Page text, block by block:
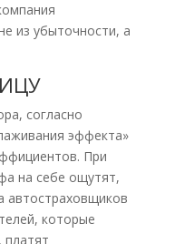
из убыточности, а
согласно
эффекта»
При
на себе ощутят,
автостраховщиков
которые
платят